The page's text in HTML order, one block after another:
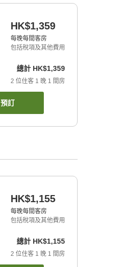
HK$1,359
每晚每間客房
包括稅項及其他費用
總計 HK$1,359
2 位住客 1 晚 1 間房
預訂
HK$1,155
每晚每間客房
包括稅項及其他費用
總計 HK$1,155
2 位住客 1 晚 1 間房